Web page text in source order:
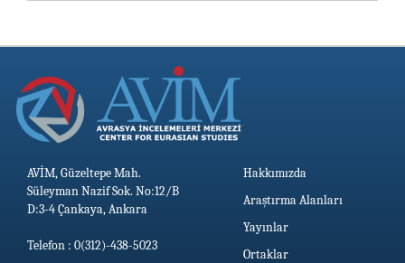
AVİM, Güzeltepe Mah.
Süleyman Nazif Sok. No:12/B
D:3-4 Çankaya, Ankara
Telefon : 0(312)-438-5023
Hakkımızda
Araştırma Alanları
Yayınlar
Ortaklar